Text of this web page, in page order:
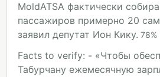
MoldATSA фактически
пассажиров примерно 20
заявил депутат Ион Кику. 78%
Facts to verify: - «Чтобы
Табурчану ежемесячную